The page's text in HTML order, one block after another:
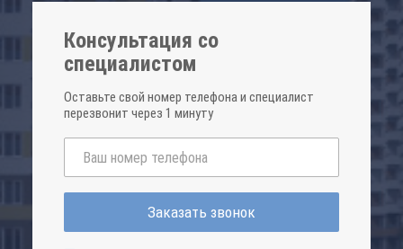
Консультация со
специалистом
Оставьте свой номер телефона и специалист
перезвонит через 1 минуту
Заказать звонок